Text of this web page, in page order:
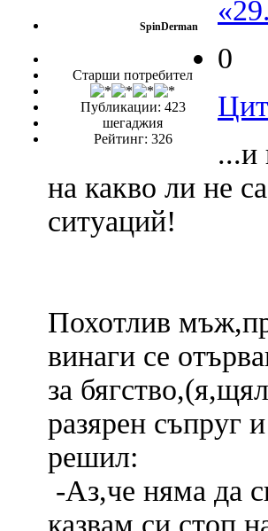
SpinDerman
Старши потребител
Публикации: 423
шегаджия
Рейтинг: 326
0
...и
на какво ли не
ситуаций!
Похотлив
винаги се
за
разярен съпруг
решил:
-Аз,че няма да
казвам си стоп